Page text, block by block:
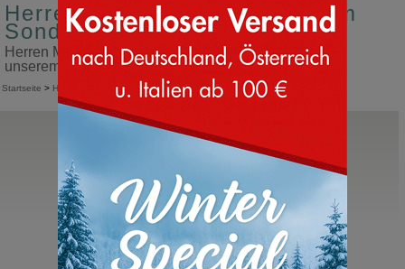
Herren Moon Boot Größe 30 im
Sonderangebot
Herren Moon Boot Größe 30 im Sonderangebot in
unserem Snow Boots Online Shop kaufen
Startseite > Herren Moon Boot
Moon Boot®
Icon Nylon Boot